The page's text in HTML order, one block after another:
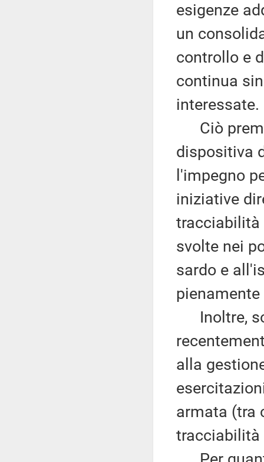
esigenze
un
controllo e
continua
interessate.
Ciò
dispositiva
l'impegno
iniziative
tracciabilità
svolte nei
sardo e
Inoltre,
alla
armata (tra
tracciabilità